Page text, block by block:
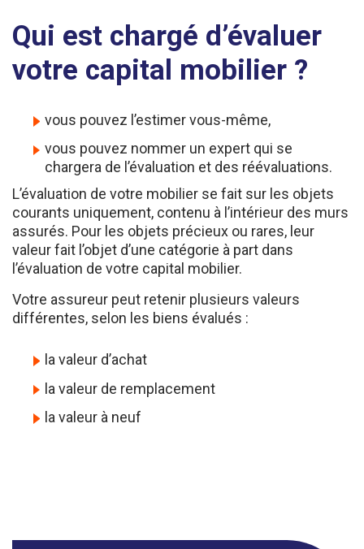
Qui est chargé d’évaluer
votre capital mobilier ?
vous pouvez nommer un expert qui se
chargera de l’évaluation et des réévaluations.
L’évaluation de votre mobilier se fait sur les objets
courants uniquement, contenu à l’intérieur des murs
assurés. Pour les objets précieux ou rares, leur
valeur fait l’objet d’une catégorie à part dans
l’évaluation de votre capital mobilier.
Votre assureur peut retenir plusieurs valeurs
différentes, selon les biens évalués :
la valeur de remplacement
la valeur à neuf